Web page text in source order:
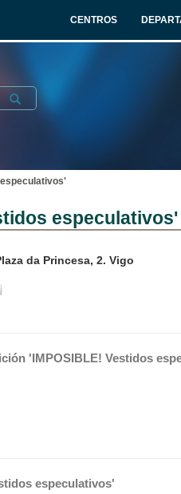
CENTROS
Submit
especulativos'
da Princesa, 2. Vigo
'IMPOSIBLE! Vestidos
especulativos'